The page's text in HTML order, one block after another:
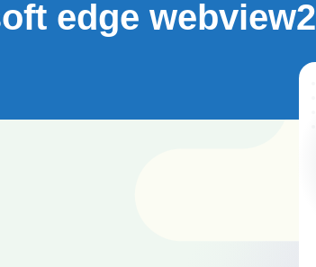
edge webview2